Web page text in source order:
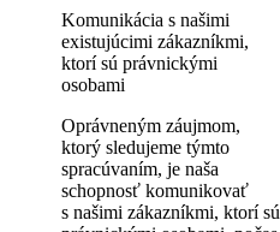
Komunikácia s našimi
existujúcimi zákazníkmi,
ktorí sú právnickými
osobami
Oprávneným záujmom,
ktorý sledujeme týmto
spracúvaním, je naša
schopnosť komunikovať
s našimi zákazníkmi, ktorí sú